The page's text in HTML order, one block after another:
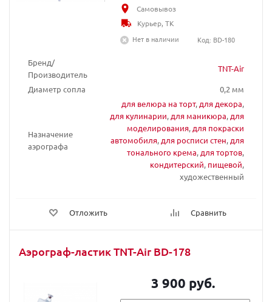
Бренд/
Производитель
TNT-Air
Диаметр сопла
0,2 мм
Назначение
аэрографа
для велюра на торт, для декора,
для кулинарии, для маникюра, для
моделирования, для покраски
автомобиля, для росписи стен, для
тонального крема, для тортов,
кондитерский, пищевой,
художественный
Отложить Сравнить
Самовывоз
Курьер, ТК
Нет в наличии
Код: BD-180
Аэрограф-ластик TNT-Air BD-178
3 900 руб.